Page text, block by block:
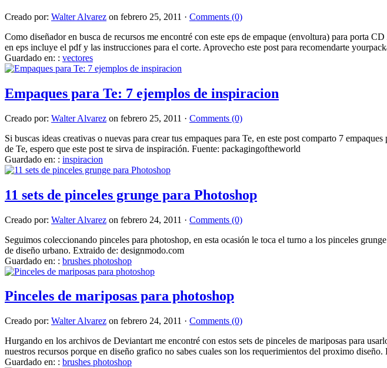
Creado por: Walter Alvarez on febrero 25, 2011 · Comments (0)
Como diseñador en busca de recursos me encontré con este eps de empaque (envoltura) para porta
en eps incluye el pdf y las instrucciones para el corte. Aprovecho este post para recomendarte
Guardado en: : vectores
Empaques para Te: 7 ejemplos de inspiracion
Creado por: Walter Alvarez on febrero 25, 2011 · Comments (0)
Si buscas ideas creativas o nuevas para crear tus empaques para Te, en este post comparto 7
de Te, espero que este post te sirva de inspiración. Fuente: packagingoftheworld
Guardado en: : inspiracion
11 sets de pinceles grunge para Photoshop
Creado por: Walter Alvarez on febrero 24, 2011 · Comments (0)
Seguimos coleccionando pinceles para photoshop, en esta ocasión le toca el turno a los pinceles
de diseño urbano. Extraido de: designmodo.com
Guardado en: : brushes photoshop
Pinceles de mariposas para photoshop
Creado por: Walter Alvarez on febrero 24, 2011 · Comments (0)
Hurgando en los archivos de Deviantart me encontré con estos sets de pinceles de mariposas para
nuestros recursos porque en diseño grafico no sabes cuales son los requerimientos del proximo
Guardado en: : brushes photoshop